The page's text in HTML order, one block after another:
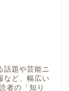
話題や芸能ニ
など、幅広い
者の「知り